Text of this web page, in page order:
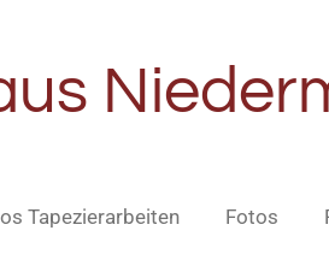
Tapezierarbeiten Fotos